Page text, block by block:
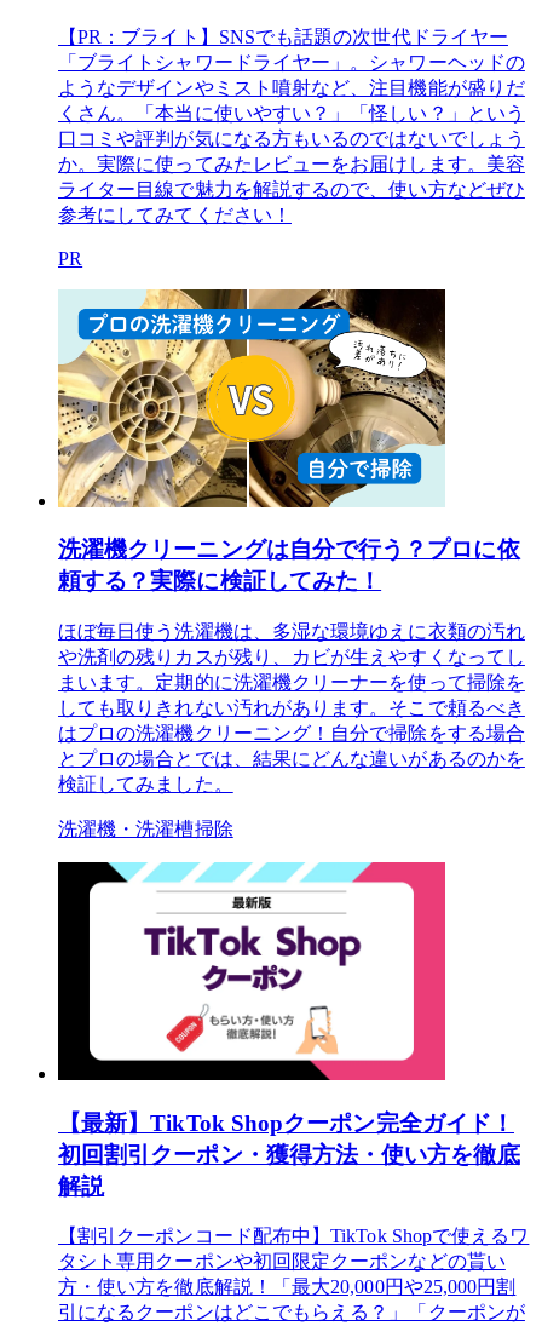
【PR：ブライト】SNSでも話題の次世代ドライヤー
「ブライトシャワードライヤー」。シャワーヘッドの
ようなデザインやミスト噴射など、注目機能が盛りだ
くさん。「本当に使いやすい？」「怪しい？」という
口コミや評判が気になる方もいるのではないでしょう
か。実際に使ってみたレビューをお届けします。美容
ライター目線で魅力を解説するので、使い方などぜひ
参考にしてみてください！
PR
洗濯機クリーニングは自分で行う？プロに依
頼する？実際に検証してみた！
ほぼ毎日使う洗濯機は、多湿な環境ゆえに衣類の汚れ
や洗剤の残りカスが残り、カビが生えやすくなってし
まいます。定期的に洗濯機クリーナーを使って掃除を
しても取りきれない汚れがあります。そこで頼るべき
はプロの洗濯機クリーニング！自分で掃除をする場合
とプロの場合とでは、結果にどんな違いがあるのかを
検証してみました。
洗濯機・洗濯槽掃除
【最新】TikTok Shopクーポン完全ガイド！
初回割引クーポン・獲得方法・使い方を徹底
解説
【割引クーポンコード配布中】TikTok Shopで使えるワ
タシト専用クーポンや初回限定クーポンなどの貰い
方・使い方を徹底解説！「最大20,000円や25,000円割
引になるクーポンはどこでもらえる？」「クーポンが